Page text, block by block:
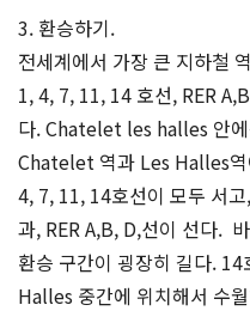
3. 환승하기.
전세계에서 가장 큰 지하철
1, 4, 7, 11, 14 호선, RER
다. Chatelet les halles 안
Chatelet 역과 Les Halles
4, 7, 11, 14호선이 모두 서
과, RER A,B, D,선이 선다.
환승 구간이 굉장히 길다.
Halles 중간에 위치해서 수